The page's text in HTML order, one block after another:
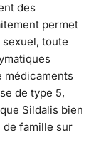
des
permet
toute
médicaments
de type 5,
Sildalis bien
de famille sur